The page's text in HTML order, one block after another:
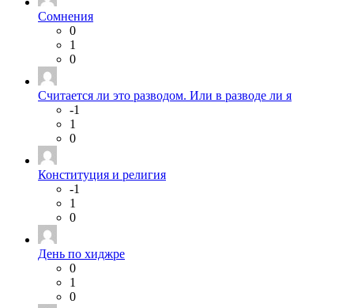
Сомнения
0
1
0
Считается ли это разводом. Или в разводе ли я
-1
1
0
Конституция и религия
-1
1
0
День по хиджре
0
1
0